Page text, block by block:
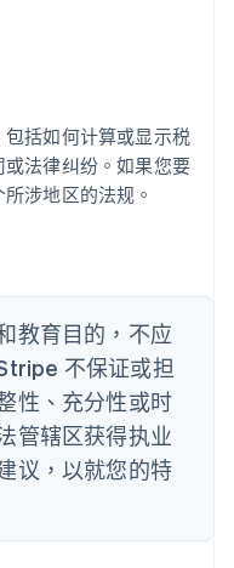
括如何计算或显示税
法律纠纷。如果您要
涉地区的法规。
教育目的，不应
不保证或担
性、充分性或时
管辖区获得执业
议，以就您的特